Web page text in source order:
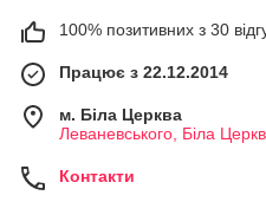
100% позитивних з 30
Працює з 22.12.2014
м. Біла Церква
Леваневського, Біла
Контакти